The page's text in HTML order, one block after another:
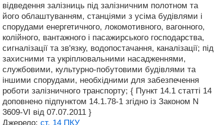
відведення залізниць під залізничним полотном та
його облаштуванням, станціями з усіма будівлями і
спорудами енергетичного, локомотивного, вагонного,
колійного, вантажного і пасажирського господарства,
сигналізації та зв'язку, водопостачання, каналізації; під
захисними та укріплювальними насадженнями,
службовими, культурно-побутовими будівлями та
іншими спорудами, необхідними для забезпечення
роботи залізничного транспорту; { Пункт 14.1 статті 14
доповнено підпунктом 14.1.78-1 згідно із Законом N
3609-VI від 07.07.2011 }
Джерело: ст. 14 ПКУ